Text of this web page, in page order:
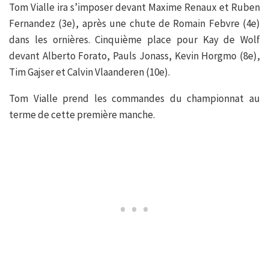
Tom Vialle ira s’imposer devant Maxime Renaux et Ruben
Fernandez (3e), après une chute de Romain Febvre (4e)
dans les ornières. Cinquième place pour Kay de Wolf
devant Alberto Forato, Pauls Jonass, Kevin Horgmo (8e),
Tim Gajser et Calvin Vlaanderen (10e).
Tom Vialle prend les commandes du championnat au
terme de cette première manche.